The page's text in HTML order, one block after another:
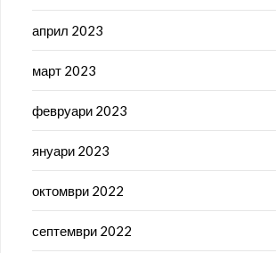
април 2023
март 2023
февруари 2023
януари 2023
октомври 2022
септември 2022